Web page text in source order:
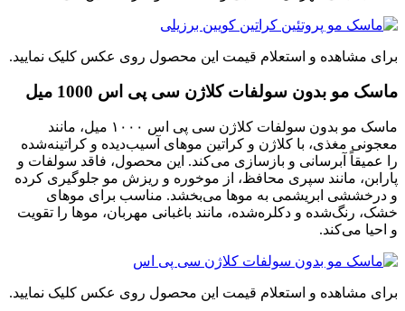
برای مشاهده و استعلام قیمت این محصول روی عکس کلیک نمایید.
ماسک مو بدون سولفات کلاژن سی پی اس 1000 میل
ماسک مو بدون سولفات کلاژن سی پی اس ۱۰۰۰ میل، مانند
معجونی مغذی، با کلاژن و کراتین موهای آسیب‌دیده و کراتینه‌شده
را عمیقاً آبرسانی و بازسازی می‌کند. این محصول، فاقد سولفات و
پارابن، مانند سپری محافظ، از موخوره و ریزش مو جلوگیری کرده
و درخششی ابریشمی به موها می‌بخشد. مناسب برای موهای
خشک، رنگ‌شده و دکلره‌شده، مانند باغبانی مهربان، موها را تقویت
و احیا می‌کند.
برای مشاهده و استعلام قیمت این محصول روی عکس کلیک نمایید.